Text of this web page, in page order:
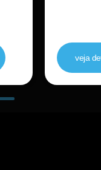
veja